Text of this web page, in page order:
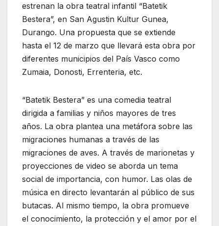
estrenan la obra teatral infantil “Batetik
Bestera”, en San Agustin Kultur Gunea,
Durango. Una propuesta que se extiende
hasta el 12 de marzo que llevará esta obra por
diferentes municipios del País Vasco como
Zumaia, Donosti, Errenteria, etc.
“Batetik Bestera” es una comedia teatral
dirigida a familias y niños mayores de tres
años. La obra plantea una metáfora sobre las
migraciones humanas a través de las
migraciones de aves. A través de marionetas y
proyecciones de video se aborda un tema
social de importancia, con humor. Las olas de
música en directo levantarán al público de sus
butacas. Al mismo tiempo, la obra promueve
el conocimiento, la protección y el amor por el